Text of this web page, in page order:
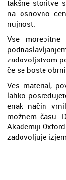
takšne storitve
na osnovno
nujnost.
Vse morebitne
zadovoljstvom
če se boste
Ves material,
lahko
enak način
možnem času.
Akademiji
zadovoljuje